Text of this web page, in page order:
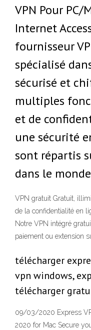
VPN Pour
Internet
fournisseur
spécialisé
sécurisé et
multiples
et de
une sécurité
sont répartis
dans le
VPN gratuit Gratuit,
de la confidentialité en
Notre VPN intégré
paiement ou extension
télécharger
vpn windows,
télécharger
09/03/2020 Express
2020 for Mac Secure